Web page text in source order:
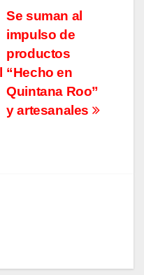
Se suman al
impulso de
productos
“Hecho en
Quintana Roo”
y artesanales